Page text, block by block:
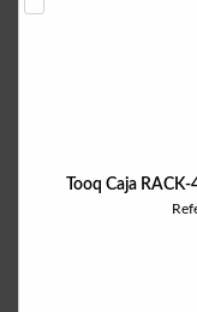
Tooq Caja